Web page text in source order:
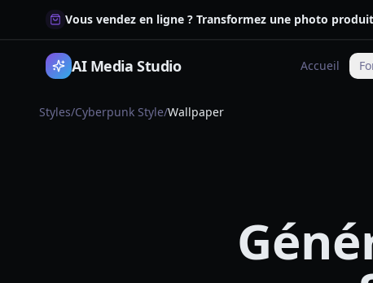
Vous vendez en ligne ? Transformez une photo
AI Media Studio Accueil
Styles/Cyberpunk Style/Wallpaper